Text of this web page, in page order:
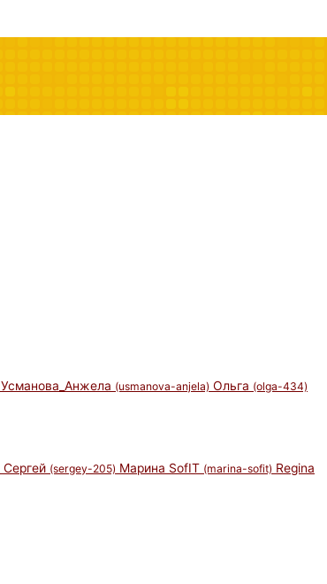
Усманова_Анжела (usmanova-anjela) Ольга (olga-434)
Сергей (sergey-205) Марина SofIT (marina-sofit) Regina